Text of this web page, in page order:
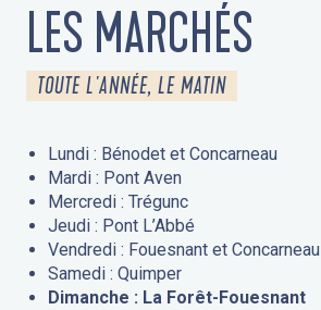
LES MARCHÉS
TOUTE L'ANNÉE, LE MATIN
Lundi : Bénodet et Concarneau
Mardi : Pont Aven
Mercredi : Trégunc
Jeudi : Pont L’Abbé
Vendredi : Fouesnant et Concarneau
Samedi : Quimper
Dimanche : La Forêt-Fouesnant